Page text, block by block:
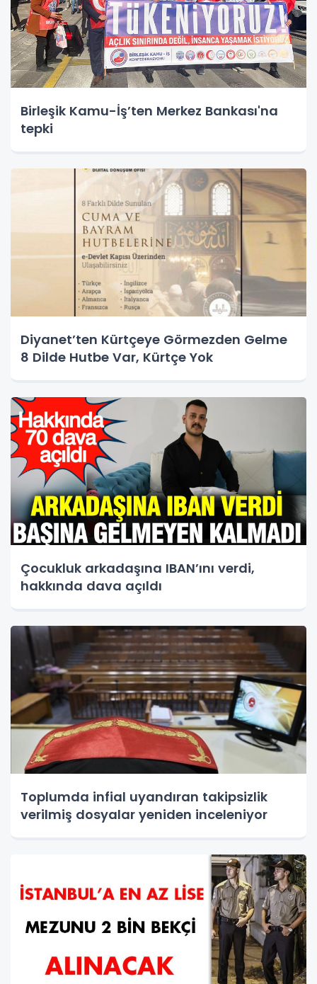
Birleşik Kamu-İş’ten Merkez Bankası'na
tepki
Diyanet’ten Kürtçeye Görmezden Gelme
8 Dilde Hutbe Var, Kürtçe Yok
Çocukluk arkadaşına IBAN’ını verdi,
hakkında dava açıldı
Toplumda infial uyandıran takipsizlik
verilmiş dosyalar yeniden inceleniyor